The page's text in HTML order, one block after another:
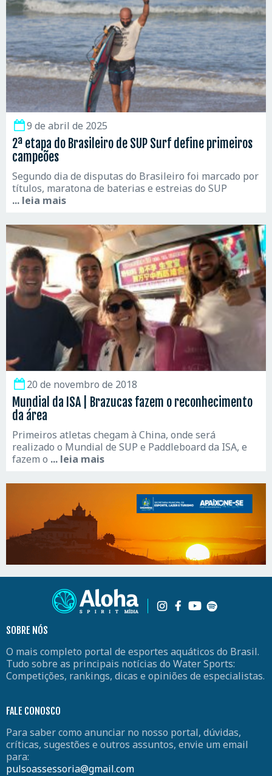
9 de abril de 2025
2ª etapa do Brasileiro de SUP Surf define primeiros
campeões
Segundo dia de disputas do Brasileiro foi marcado por
títulos, maratona de baterias e estreias do SUP
... leia mais
20 de novembro de 2018
Mundial da ISA | Brazucas fazem o reconhecimento
da área
Primeiros atletas chegam à China, onde será
realizado o Mundial de SUP e Paddleboard da ISA, e
fazem o ... leia mais
SOBRE NÓS
O mais completo portal de esportes aquáticos do Brasil.
Tudo sobre as principais notícias do Water Sports:
Competições, rankings, dicas e opiniões de especialistas.
FALE CONOSCO
Para saber como anunciar no nosso portal, dúvidas,
críticas, sugestões e outros assuntos, envie um email
para:
pulsoassessoria@gmail.com